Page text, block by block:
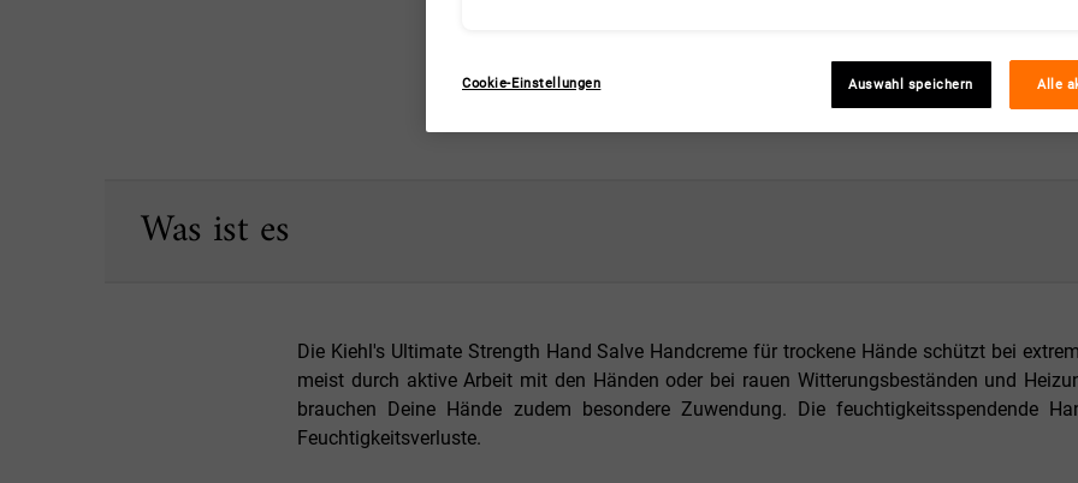
Was ist es
Die Kiehl's Ultimate Strength Hand Salve Handcreme für trockene Hände schützt bei
meist durch aktive Arbeit mit den Händen oder bei rauen Witterungsbeständen und
brauchen Deine Hände zudem besondere Zuwendung. Die feuchtigkeitsspendende
Feuchtigkeitsverluste.
Cookie-Einstellungen Auswahl speichern Alle